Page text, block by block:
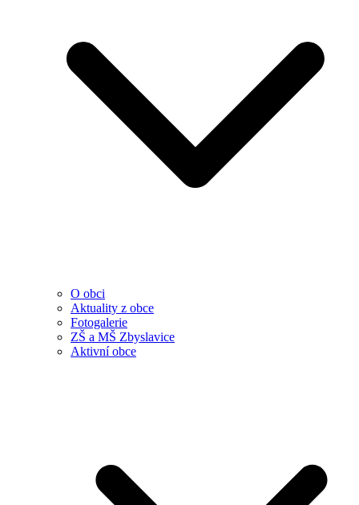
O obci
Aktuality z obce
Fotogalerie
ZŠ a MŠ Zbyslavice
Aktivní obce